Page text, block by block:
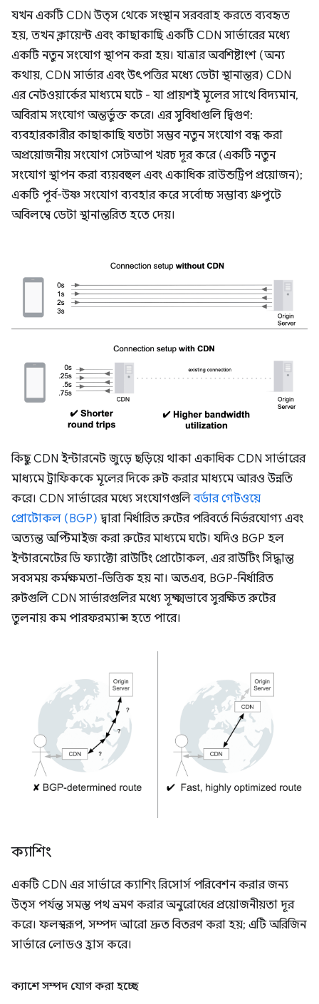
যখন একটি CDN উত্স থেকে সংস্থান সরবরাহ করতে ব্যবহৃত
হয়, তখন ক্লায়েন্ট এবং কাছাকাছি একটি CDN সার্ভারের মধ্যে
একটি নতুন সংযোগ স্থাপন করা হয়। যাত্রার অবশিষ্টাংশ (অন্য
কথায়, CDN সার্ভার এবং উৎপত্তির মধ্যে ডেটা স্থানান্তর) CDN
এর নেটওয়ার্কের মাধ্যমে ঘটে - যা প্রায়শই মূলের সাথে বিদ্যমান,
অবিরাম সংযোগ অন্তর্ভুক্ত করে। এর সুবিধাগুলি দ্বিগুণ:
ব্যবহারকারীর কাছাকাছি যতটা সম্ভব নতুন সংযোগ বন্ধ করা
অপ্রয়োজনীয় সংযোগ সেটআপ খরচ দূর করে (একটি নতুন
সংযোগ স্থাপন করা ব্যয়বহুল এবং একাধিক রাউন্ডট্রিপ প্রয়োজন);
একটি পূর্ব-উষ্ণ সংযোগ ব্যবহার করে সর্বোচ্চ সম্ভাব্য থ্রুপুটে
অবিলম্বে ডেটা স্থানান্তরিত হতে দেয়।
কিছু CDN ইন্টারনেট জুড়ে ছড়িয়ে থাকা একাধিক CDN সার্ভারের
মাধ্যমে ট্রাফিককে মূলের দিকে রুট করার মাধ্যমে আরও উন্নতি
করে। CDN সার্ভারের মধ্যে সংযোগগুলিবর্ডার গেটওয়ে
প্রোটোকল (BGP) দ্বারা নির্ধারিত রুটের পরিবর্তে নির্ভরযোগ্য এবং
অত্যন্ত অপ্টিমাইজ করা রুটের মাধ্যমে ঘটে। যদিও BGP হল
ইন্টারনেটের ডি ফ্যাক্টো রাউটিং প্রোটোকল, এর রাউটিং সিদ্ধান্ত
সবসময় কর্মক্ষমতা-ভিত্তিক হয় না। অতএব, BGP-নির্ধারিত
রুটগুলি CDN সার্ভারগুলির মধ্যে সূক্ষ্মভাবে সুরক্ষিত রুটের
তুলনায় কম পারফরম্যান্স হতে পারে।
ক্যাশিং
একটি CDN এর সার্ভারে ক্যাশিং রিসোর্স পরিবেশন করার জন্য
উত্স পর্যন্ত সমস্ত পথ ভ্রমণ করার অনুরোধের প্রয়োজনীয়তা দূর
করে। ফলস্বরূপ, সম্পদ আরো দ্রুত বিতরণ করা হয়; এটি অরিজিন
সার্ভারে লোডও হ্রাস করে।
ক্যাশে সম্পদ যোগ করা হচ্ছে